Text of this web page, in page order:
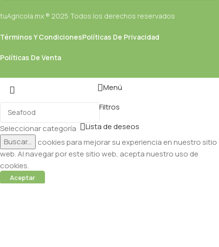
tuAgricola.mx ® 2025 Todos los derechos reservados
Términos Y CondicionesPolíticas De Privacidad
Políticas De Venta
Seleccionar categoría
Buscar...
Menú
Filtros
Lista de deseos
Utilizamos cookies para mejorar su experiencia en nuestro sitio
web. Al navegar por este sitio web, acepta nuestro uso de
cookies.
Aceptar